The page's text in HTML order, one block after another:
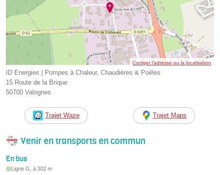
Corriger l’adresse ou la localisation
ID Energies | Pompes à Chaleur, Chaudières & Poêles
15 Route de la Brique
50700 Valognes
Trajet Waze Trajet Maps
Venir en transports en commun
En bus
Ligne G, à 302 m